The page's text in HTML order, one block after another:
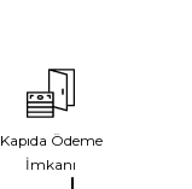
Kapıda Ödeme
İmkanı